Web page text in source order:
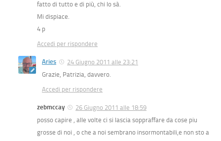
fatto di tutto e di più, chi lo sà.
Mi dispiace.
4 p
Accedi per rispondere
Aries
24 Giugno 2011 alle 23:21
Grazie, Patrizia, davvero.
Accedi per rispondere
zebmccay
26 Giugno 2011 alle 18:59
posso capire , alle volte ci si lascia soppraffare da cose piu
grosse di noi , o che a noi sembrano insormontabili,e non sto a